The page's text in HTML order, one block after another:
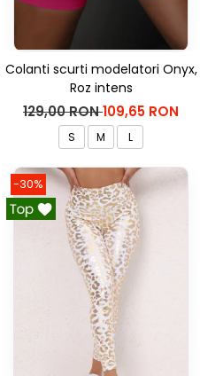
Colanti scurti modelatori Onyx,
Roz intens
129,00 RON109,65 RON
S M L
-30%